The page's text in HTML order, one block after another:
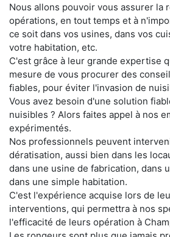
Nous allons pouvoir vous assurer la
opérations, en tout temps et à
ce soit dans vos usines, dans vos
votre habitation, etc.
C'est grâce à leur grande expertise
mesure de vous procurer des
fiables, pour éviter l'invasion de
Vous avez besoin d'une solution
nuisibles ? Alors faites appel à nos
expérimentés.
Nos professionnels peuvent
dératisation, aussi bien dans les
dans une usine de fabrication, dans
dans une simple habitation.
C'est l'expérience acquise lors de
interventions, qui permettra à nos
l'efficacité de leurs opération à